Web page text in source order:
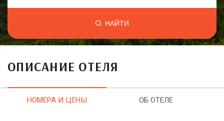
НАЙТИ
ОПИСАНИЕ ОТЕЛЯ
НОМЕРА И ЦЕНЫ ОБ ОТЕЛЕ